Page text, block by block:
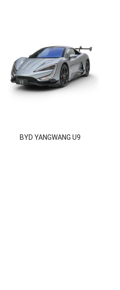
BYD YANGWANG U9